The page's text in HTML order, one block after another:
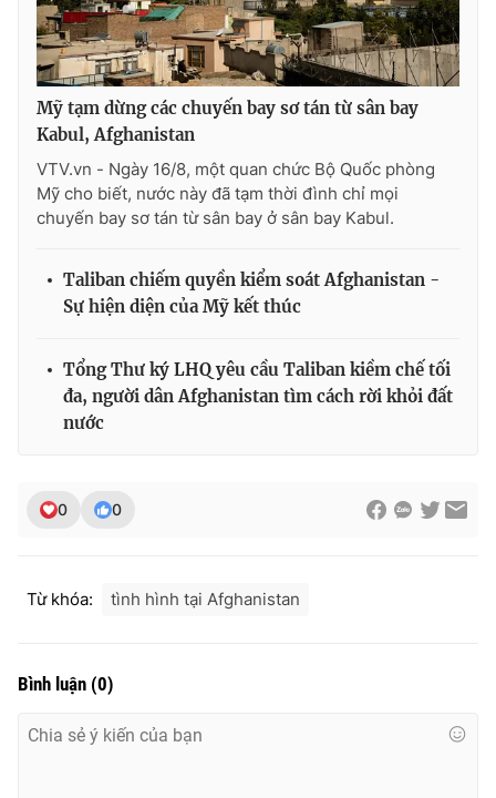
THỜI BÁO VTV
Theo dõi báo trên
Cơ quan chủ quản:Đài Truyền hình Việt Nam
Cơ quan báo chí:Thời báo VTV
cấp ngày 29/12/2023
Tổng Biên tập:Vũ Thanh Thủy
Phó Tổng Biên tập:
Ðiện thoại Thời báo VTV:
Mỹ tạm dừng các chuyến bay sơ tán từ sân bay
Kabul, Afghanistan
VTV.vn - Ngày 16/8, một quan chức Bộ Quốc phòng
Mỹ cho biết, nước này đã tạm thời đình chỉ mọi
chuyến bay sơ tán từ sân bay ở sân bay Kabul.
Taliban chiếm quyền kiểm soát Afghanistan -
Sự hiện diện của Mỹ kết thúc
Tổng Thư ký LHQ yêu cầu Taliban kiềm chế tối
đa, người dân Afghanistan tìm cách rời khỏi đất
nước
0 0
Từ khóa: tình hình tại Afghanistan
Bình luận (0)